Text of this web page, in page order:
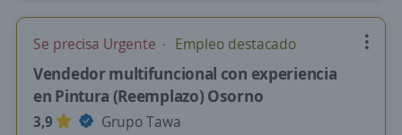
Se precisa Urgente Empleo destacado
Vendedor multifuncional con experiencia
en Pintura (Reemplazo) Osorno
3,9
Grupo Tawa